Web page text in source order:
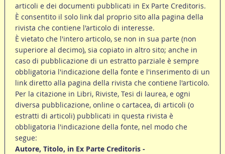
articoli e dei documenti pubblicati in Ex Parte Creditoris.
È consentito il solo link dal proprio sito alla pagina della
rivista che contiene l'articolo di interesse.
È vietato che l'intero articolo, se non in sua parte (non
superiore al decimo), sia copiato in altro sito; anche in
caso di pubblicazione di un estratto parziale è sempre
obbligatoria l'indicazione della fonte e l'inserimento di un
link diretto alla pagina della rivista che contiene l'articolo.
Per la citazione in Libri, Riviste, Tesi di laurea, e ogni
diversa pubblicazione, online o cartacea, di articoli (o
estratti di articoli) pubblicati in questa rivista è
obbligatoria l'indicazione della fonte, nel modo che
segue:
Autore, Titolo, in Ex Parte Creditoris -